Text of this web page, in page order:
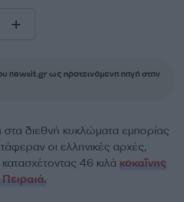
newsit.gr ως προτεινόμενη πηγή στην
διεθνή κυκλώματα εμπορίας
οι ελληνικές αρχές,
κατασχέτοντας 46 κιλά κοκαΐνης
Πειραιά.